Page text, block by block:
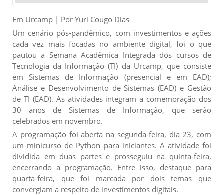
Em Urcamp | Por Yuri Cougo Dias
Um cenário pós-pandêmico, com investimentos e ações
cada vez mais focadas no ambiente digital, foi o que
pautou a Semana Acadêmica Integrada dos cursos de
Tecnologia da Informação (TI) da Urcamp, que consiste
em Sistemas de Informação (presencial e em EAD);
Análise e Desenvolvimento de Sistemas (EAD) e Gestão
de TI (EAD). As atividades integram a comemoração dos
30 anos de Sistemas de Informação, que serão
celebrados em novembro.
A programação foi aberta na segunda-feira, dia 23, com
um minicurso de Python para iniciantes. A atividade foi
dividida em duas partes e prosseguiu na quinta-feira,
encerrando a programação. Entre isso, destaque para
quarta-feira, que foi marcada por dois temas que
convergiam a respeito de investimentos digitais.